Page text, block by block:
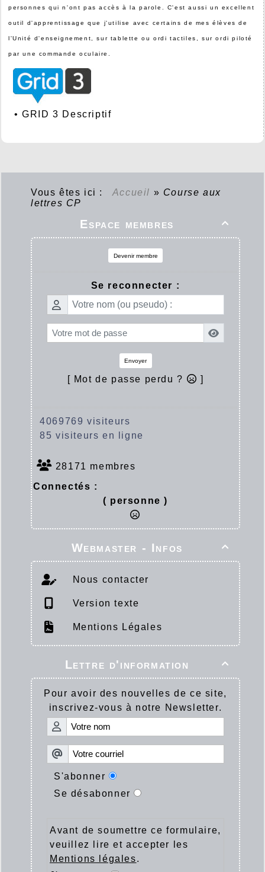
personnes qui n'ont pas accès à la parole. C'est aussi un excellent
outil d'apprentissage que j'utilise avec certains de mes élèves de
l'Unité d'enseignement, sur tablette ou ordi tactiles, sur ordi piloté
par une commande oculaire.
•GRID 3 Descriptif
Vous êtes ici : Accueil » Course aux
lettres CP

Espace membres
Devenir membre
Se reconnecter :
Envoyer
[ Mot de passe perdu ? ]
4069769 visiteurs
85 visiteurs en ligne
28171 membres
Connectés :
( personne )

Webmaster - Infos
Nous contacter
Version texte
Mentions Légales

Lettre d'information
Pour avoir des nouvelles de ce site,
inscrivez-vous à notre Newsletter.
S'abonner
Se désabonner
Avant de soumettre ce formulaire,
veuillez lire et accepter les
Mentions légales.